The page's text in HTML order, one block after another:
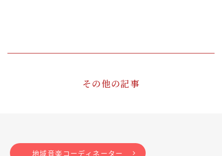
その他の記事
地域音楽コーディネーター